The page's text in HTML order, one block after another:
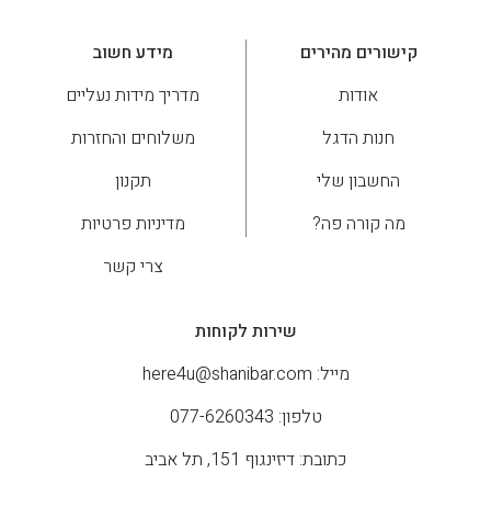
קישורים מהירים
אודות
חנות הדגל
החשבון שלי
מה קורה פה?
מידע חשוב
מדריך מידות נעליים
משלוחים והחזרות
תקנון
מדיניות פרטיות
צרי קשר
שירות לקוחות
מייל: here4u@shanibar.com
טלפון: 077-6260343
כתובת: דיזינגוף 151, תל אביב